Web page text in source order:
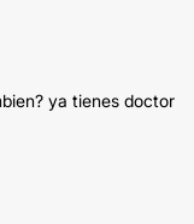
ya tienes doctor